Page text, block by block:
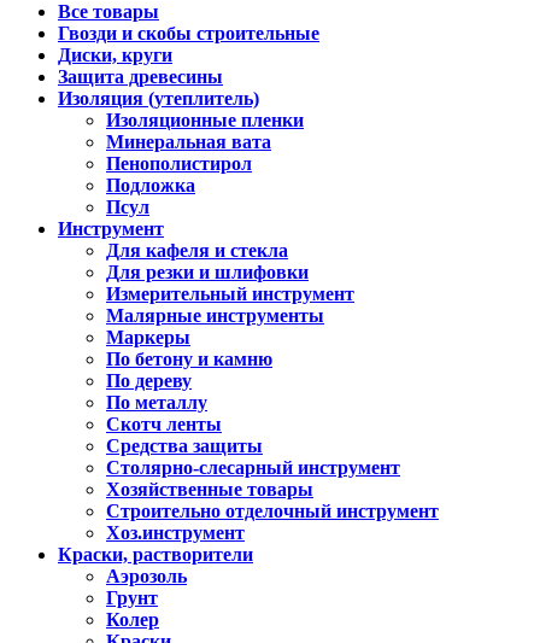
Все товары
Гвозди и скобы строительные
Диски, круги
Защита древесины
Изоляция (утеплитель)
Изоляционные пленки
Минеральная вата
Пенополистирол
Подложка
Псул
Инструмент
Для кафеля и стекла
Для резки и шлифовки
Измерительный инструмент
Малярные инструменты
Маркеры
По бетону и камню
По дереву
По металлу
Скотч ленты
Средства защиты
Столярно-слесарный инструмент
Хозяйственные товары
Строительно отделочный инструмент
Хоз.инструмент
Краски, растворители
Аэрозоль
Грунт
Колер